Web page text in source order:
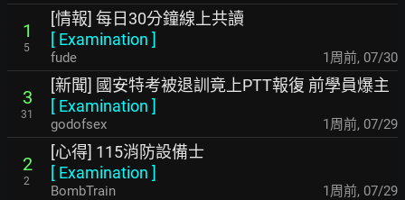
1
5
[情報] 每日30分鐘線上共讀
[ Examination ]
fude 1周前, 07/30
3
31
[新聞] 國安特考被退訓竟上PTT報復 前學員爆主
[ Examination ]
godofsex 1周前, 07/29
2
2
[心得] 115消防設備士
[ Examination ]
BombTrain 1周前, 07/29